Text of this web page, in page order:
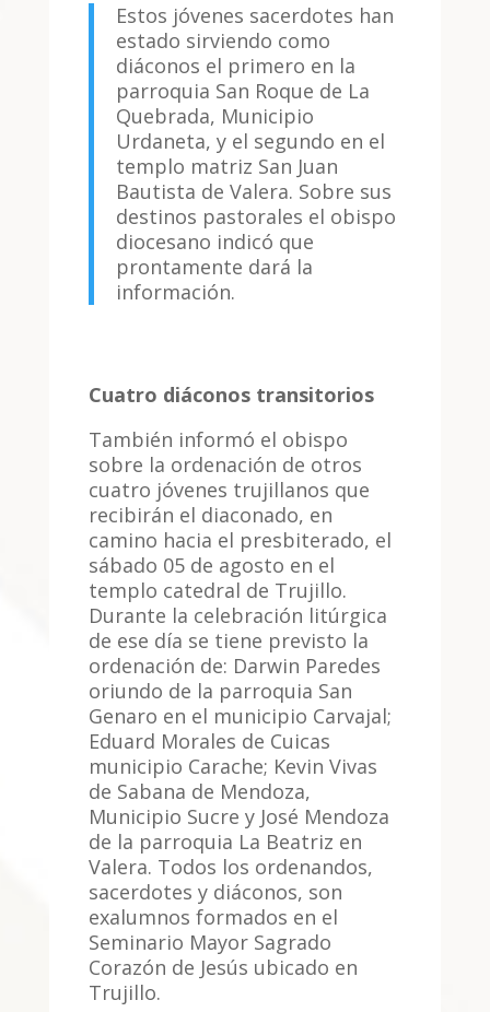
Estos jóvenes sacerdotes han
estado sirviendo como
diáconos el primero en la
parroquia San Roque de La
Quebrada, Municipio
Urdaneta, y el segundo en el
templo matriz San Juan
Bautista de Valera. Sobre sus
destinos pastorales el obispo
diocesano indicó que
prontamente dará la
información.
Cuatro diáconos transitorios
También informó el obispo
sobre la ordenación de otros
cuatro jóvenes trujillanos que
recibirán el diaconado, en
camino hacia el presbiterado, el
sábado 05 de agosto en el
templo catedral de Trujillo.
Durante la celebración litúrgica
de ese día se tiene previsto la
ordenación de: Darwin Paredes
oriundo de la parroquia San
Genaro en el municipio Carvajal;
Eduard Morales de Cuicas
municipio Carache; Kevin Vivas
de Sabana de Mendoza,
Municipio Sucre y José Mendoza
de la parroquia La Beatriz en
Valera. Todos los ordenandos,
sacerdotes y diáconos, son
exalumnos formados en el
Seminario Mayor Sagrado
Corazón de Jesús ubicado en
Trujillo.